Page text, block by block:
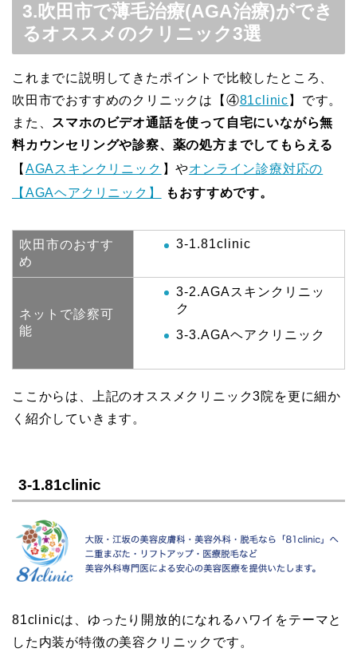
3.吹田市で薄毛治療(AGA治療)ができ
るオススメのクリニック3選
これまでに説明してきたポイントで比較したところ、
吹田市でおすすめのクリニックは【④81clinic 】です。
また、 スマホのビデオ通話を使って自宅にいながら無
料カウンセリングや診察、薬の処方までしてもらえる
【 AGAスキンクリニック 】やオンライン診療対応の
【AGAヘアクリニック】
もおすすめです。
吹田市のおすす
め
3-1.81clinic
ネットで診察可
能
3-2.AGAスキンクリニッ
ク
3-3.AGAヘアクリニック
ここからは、上記のオススメクリニック3院を更に細か
く紹介していきます。
3-1.81clinic
81clinicは、ゆったり開放的になれるハワイをテーマと
した内装が特徴の美容クリニックです。